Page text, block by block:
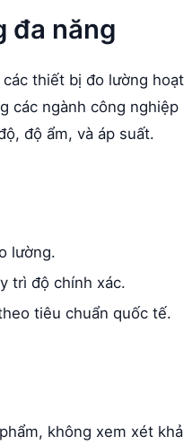
đa năng
thiết bị đo lường hoạt
các ngành công nghiệp
độ ẩm, và áp suất.
lường.
trì độ chính xác.
tiêu chuẩn quốc tế.
không xem xét khả